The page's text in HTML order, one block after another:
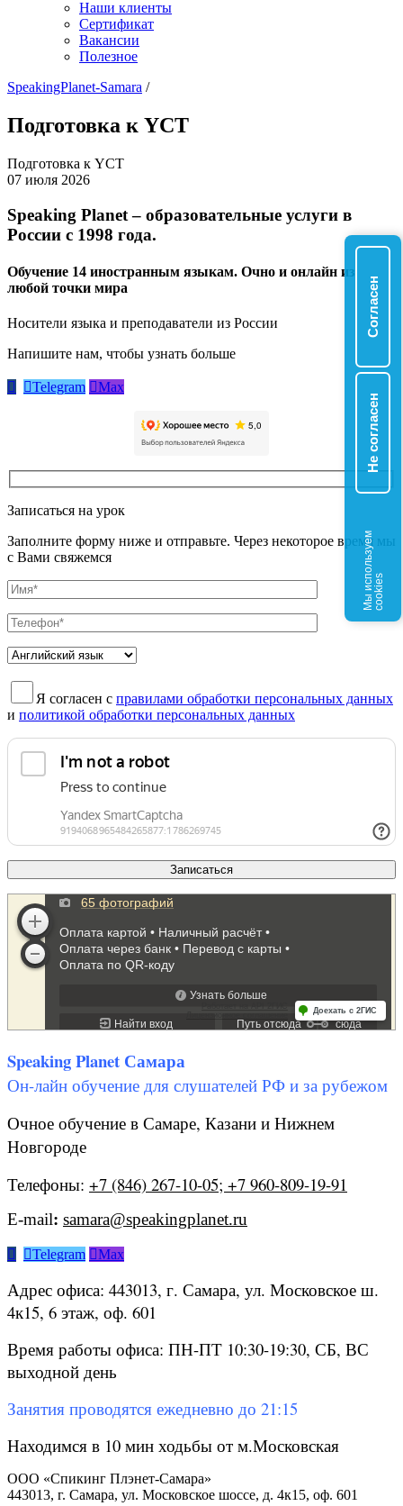
М
ы
и
сп
о
л
ь
з
у
е
м
c
o
o
k
i
es
Не согласен
Согласен
Наши клиенты
Сертификат
Вакансии
Полезное
SpeakingPlanet-Samara /
Подготовка к YCT
Подготовка к YCT
07 июля 2026
Speaking Planet – образовательные услуги в
России с 1998 года.
Обучение 14 иностранным языкам. Очно и онлайн из
любой точки мира
Носители языка и преподаватели из России
Напишите нам, чтобы узнать больше
 Telegram Max
Записаться на урок
Заполните форму ниже и отправьте. Через некоторое время мы
с Вами свяжемся
Я согласен с правилами обработки персональных данных
и политикой обработки персональных данных
Speaking Planet Самара
Он-лайн обучение для слушателей РФ и за рубежом
Очное обучение в Самаре, Казани и Нижнем
Новгороде
Телефоны: +7 (846) 267-10-05; +7 960-809-19-91
E-mail: samara@speakingplanet.ru
 Telegram Max
Адрес офиса: 443013, г. Самара, ул. Московское ш.
4к15, 6 этаж, оф. 601
Время работы офиса: ПН-ПТ 10:30-19:30, СБ, ВС
выходной день
Занятия проводятся ежедневно до 21:15
Находимся в 10 мин ходьбы от м.Московская
ООО «Спикинг Плэнет-Самара»
443013, г. Самара, ул. Московское шоссе, д. 4к15, оф. 601